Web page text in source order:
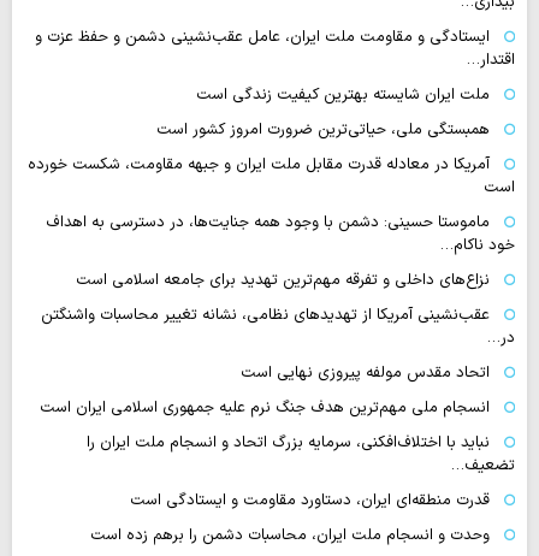
ایستادگی و مقاومت ملت ایران، عامل عقب‌نشینی دشمن و حفظ عزت و
اقتدار…
ملت ایران شایسته بهترین کیفیت زندگی است
همبستگی ملی، حیاتی‌ترین ضرورت امروز کشور است
آمریکا در معادله قدرت مقابل ملت ایران و جبهه مقاومت، شکست خورده
است
ماموستا حسینی: دشمن با وجود همه جنایت‌ها، در دسترسی به اهداف
خود ناکام…
نزاع‌های داخلی و تفرقه مهم‌ترین تهدید برای جامعه اسلامی است
عقب‌نشینی آمریکا از تهدیدهای نظامی، نشانه تغییر محاسبات واشنگتن
در…
اتحاد مقدس مولفه پیروزی نهایی است
انسجام ملی مهم‌ترین هدف جنگ نرم علیه جمهوری اسلامی ایران است
نباید با اختلاف‌افکنی، سرمایه بزرگ اتحاد و انسجام ملت ایران را
تضعیف…
قدرت منطقه‌ای ایران، دستاورد مقاومت و ایستادگی است
وحدت و انسجام ملت ایران، محاسبات دشمن را برهم زده است